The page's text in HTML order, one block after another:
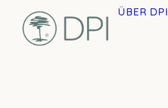
ÜBER DPI